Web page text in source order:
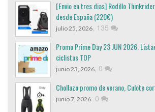
[Envio en tres dias] Rodillo
desde España (220€)
julio 25, 2026, 135
Promo Prime Day 23 JUN 2026.
ciclistas TOP
junio 23, 2026, 0
Chollazo promo de verano, Culote
junio 7, 2026, 0